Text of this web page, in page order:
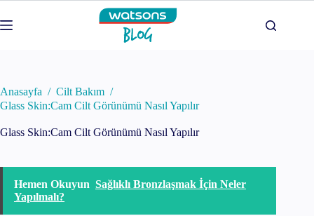
to
content
Anasayfa / Cilt Bakım /
Glass Skin:Cam Cilt Görünümü Nasıl Yapılır
Glass Skin:Cam Cilt Görünümü Nasıl Yapılır
Hemen Okuyun Sağlıklı Bronzlaşmak İçin Neler
Yapılmalı?